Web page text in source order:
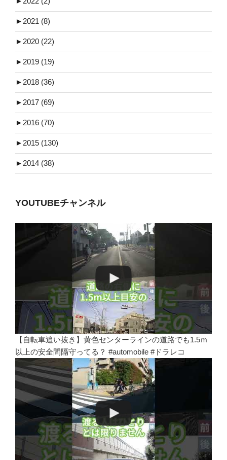
►2021 (8)
►2020 (22)
►2019 (19)
►2018 (36)
►2017 (69)
►2016 (70)
►2015 (130)
►2014 (38)
YOUTUBEチャンネル
【自転車追い抜き】黄色センターラインの道路でも1.5ｍ
以上の安全間隔守ってる？ #automobile #ドラレコ